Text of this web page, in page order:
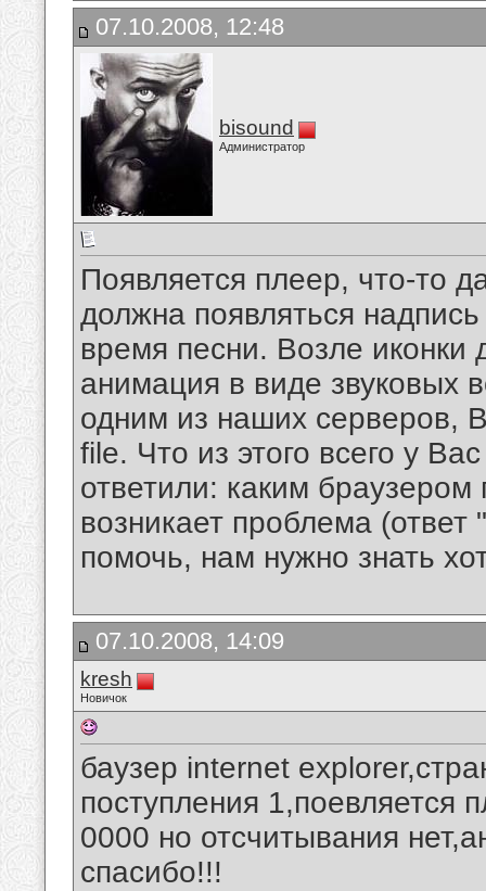
07.10.2008, 12:48
bisound
Администратор
Появляется плеер, что-то
должна появляться
время песни. Возле
анимация в виде звуковых
одним из наших серверов,
file. Что из этого всего у
ответили: каким браузером
возникает проблема
помочь, нам нужно знать
07.10.2008, 14:09
kresh
Новичок
баузер internet
поступления
0000 но отсчитывания
спасибо!!!